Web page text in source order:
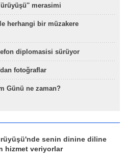
merasimi
herhangi bir müzakere
diplomasisi sürüyor
fotoğraflar
Günü ne zaman?
senin dinine diline
hizmet veriyorlar